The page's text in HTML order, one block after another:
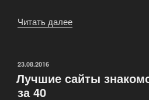
Читать далее
от
ОПУБЛИКОВАНО
23.08.2016
Лучшие сайты
за 40